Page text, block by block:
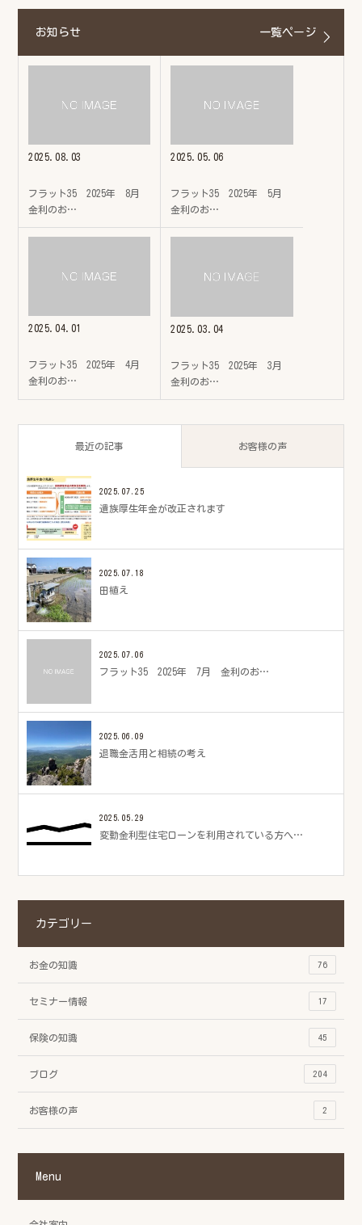
お知らせ 一覧ページ
2025.08.03
フラット35 2025年 8月
金利のお…
2025.05.06
フラット35 2025年 5月
金利のお…
2025.04.01
フラット35 2025年 4月
金利のお…
2025.03.04
フラット35 2025年 3月
金利のお…
最近の記事 お客様の声
2025.07.25
遺族厚生年金が改正されます
2025.07.18
田植え
2025.07.06
フラット35 2025年 7月 金利のお…
2025.06.09
退職金活用と相続の考え
2025.05.29
変動金利型住宅ローンを利用されている方へ…
カテゴリー
お金の知識 76
セミナー情報 17
保険の知識 45
ブログ 204
お客様の声 2
Menu